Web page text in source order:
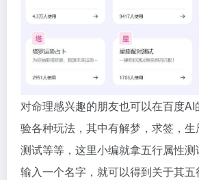
对命理感兴趣的朋友也可以在百度AI
验各种玩法，其中有解梦，求签，
测试等等，这里小编就拿五行属性
输入一个名字，就可以得到关于其五